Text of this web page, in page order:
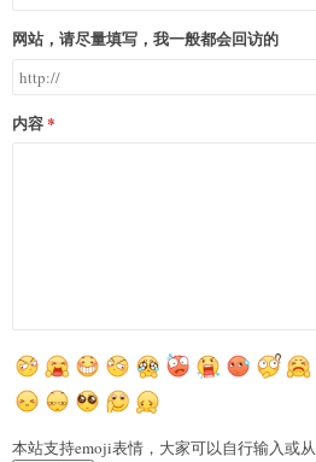
网站，请尽量填写，我一般都会回访的
内容
本站支持emoji表情，大家可以自行输入或从